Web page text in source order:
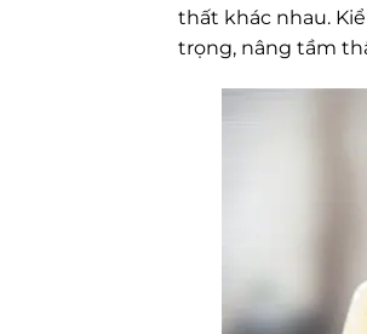
thất khác nhau.
trọng, nâng tầm